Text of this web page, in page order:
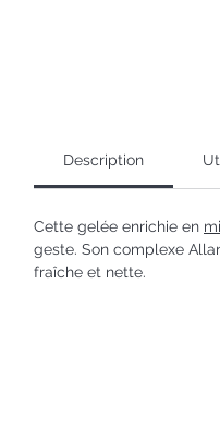
Description
Cette gelée enrichie en
geste. Son complexe
fraîche et nette.